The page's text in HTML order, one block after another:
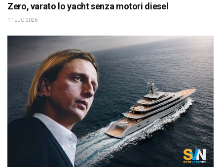
Zero, varato lo yacht senza motori diesel
11 LUG 2026